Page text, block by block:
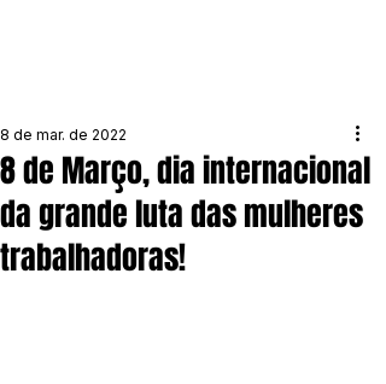
8 de Março, dia internacional
da grande luta das mulheres
trabalhadoras!
8 de mar. de 2022